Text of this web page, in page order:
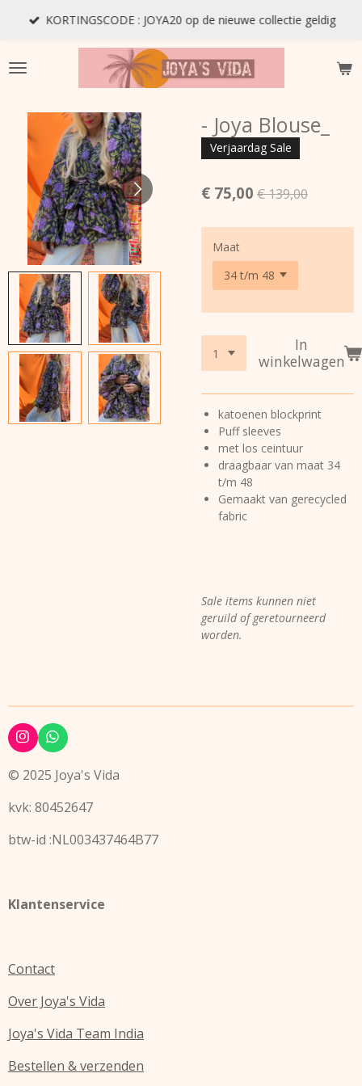
de
KORTINGSCODE : JOYA20 op de nieuwe collectie geldig
- Joya Blouse_
Verjaardag Sale
€ 75,00 € 139,00
Maat
In
winkelwagen
katoenen blockprint
Puff sleeves
met los ceintuur
draagbaar van maat 34
t/m 48
Gemaakt van gerecycled
fabric
Sale items kunnen niet
geruild of geretourneerd
worden.
I
n
s
t
g
m
W
h
a
t
A
p
© 2025 Joya's Vida
kvk: 80452647
btw-id :NL003437464B77
Klantenservice
Contact
Over Joya's Vida
Joya's Vida Team India
Bestellen & verzenden